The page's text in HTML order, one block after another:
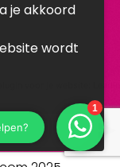
je akkoord
wordt